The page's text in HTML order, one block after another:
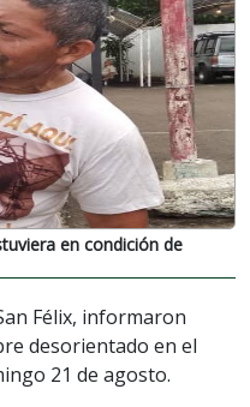
en condición de
Félix, informaron
desorientado en el
21 de agosto.